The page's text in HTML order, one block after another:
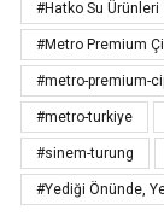
#Hatko Su Ürünleri
#Metro Premium
#metro-premium-
#metro-turkiye
#sinem-turung
#Yediği Önünde,